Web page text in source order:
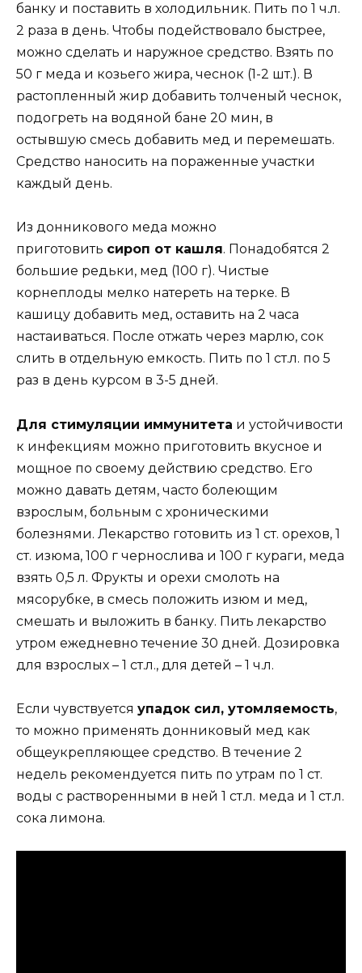
банку и поставить в холодильник. Пить по 1 ч.л.
2 раза в день. Чтобы подействовало быстрее,
можно сделать и наружное средство. Взять по
50 г меда и козьего жира, чеснок (1-2 шт.). В
растопленный жир добавить толченый чеснок,
подогреть на водяной бане 20 мин, в
остывшую смесь добавить мед и перемешать.
Средство наносить на пораженные участки
каждый день.
Из донникового меда можно
приготовить сироп от кашля. Понадобятся 2
большие редьки, мед (100 г). Чистые
корнеплоды мелко натереть на терке. В
кашицу добавить мед, оставить на 2 часа
настаиваться. После отжать через марлю, сок
слить в отдельную емкость. Пить по 1 ст.л. по 5
раз в день курсом в 3-5 дней.
Для стимуляции иммунитета и устойчивости
к инфекциям можно приготовить вкусное и
мощное по своему действию средство. Его
можно давать детям, часто болеющим
взрослым, больным с хроническими
болезнями. Лекарство готовить из 1 ст. орехов, 1
ст. изюма, 100 г чернослива и 100 г кураги, меда
взять 0,5 л. Фрукты и орехи смолоть на
мясорубке, в смесь положить изюм и мед,
смешать и выложить в банку. Пить лекарство
утром ежедневно течение 30 дней. Дозировка
для взрослых – 1 ст.л., для детей – 1 ч.л.
Если чувствуется упадок сил, утомляемость,
то можно применять донниковый мед как
общеукрепляющее средство. В течение 2
недель рекомендуется пить по утрам по 1 ст.
воды с растворенными в ней 1 ст.л. меда и 1 ст.л.
сока лимона.